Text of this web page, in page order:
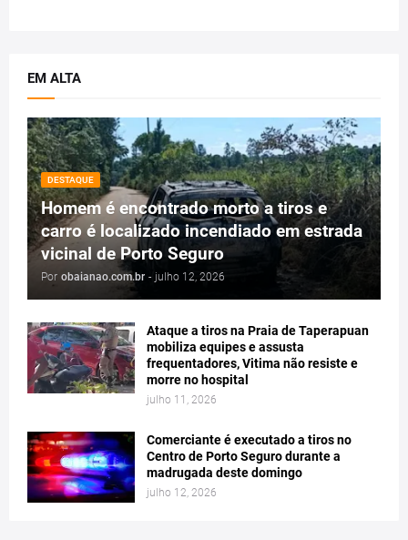
EM ALTA
DESTAQUE
Homem é encontrado morto a tiros e
carro é localizado incendiado em estrada
vicinal de Porto Seguro
Por obaianao.com.br - julho 12, 2026
Ataque a tiros na Praia de Taperapuan
mobiliza equipes e assusta
frequentadores, Vitima não resiste e
morre no hospital
julho 11, 2026
Comerciante é executado a tiros no
Centro de Porto Seguro durante a
madrugada deste domingo
julho 12, 2026